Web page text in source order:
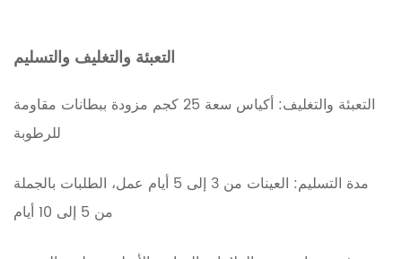
التعبئة والتغليف والتسليم
التعبئة والتغليف: أكياس سعة 25 كجم مزودة ببطانات مقاومة
للرطوبة
مدة التسليم: العينات من 3 إلى 5 أيام عمل، الطلبات بالجملة
من 5 إلى 10 أيام